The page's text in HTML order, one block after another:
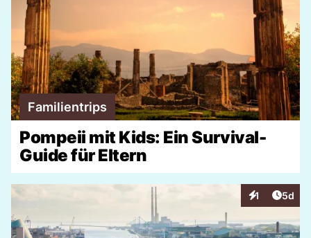
Familientrips
Pompeii mit Kids: Ein Survival-
Guide für Eltern
1
Interaktionen
5d